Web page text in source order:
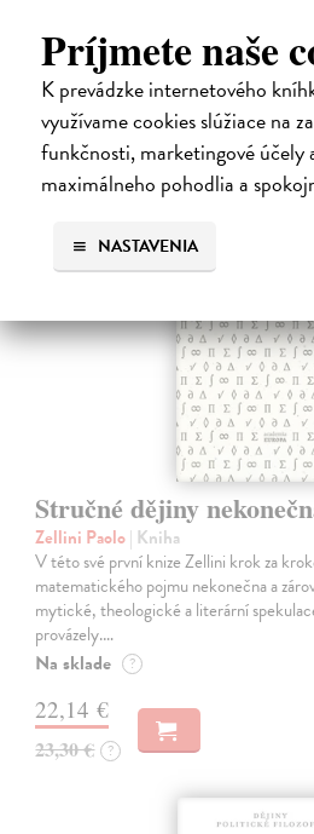
Príjmete naše
K prevádzke internetového
využívame cookies slúžiace na
funkčnosti, marketingové účely
maximálneho pohodlia a
NASTAVENIA
Na sklade ?
5,94 €
6,60 € ?
Stručné dějiny
Zellini Paolo| Kniha
V této své první knize Zellini krok za
matematického pojmu nekonečna a
mytické, theologické a literární
provázely.…
Na sklade ?
22,14 €
23,30 € ?